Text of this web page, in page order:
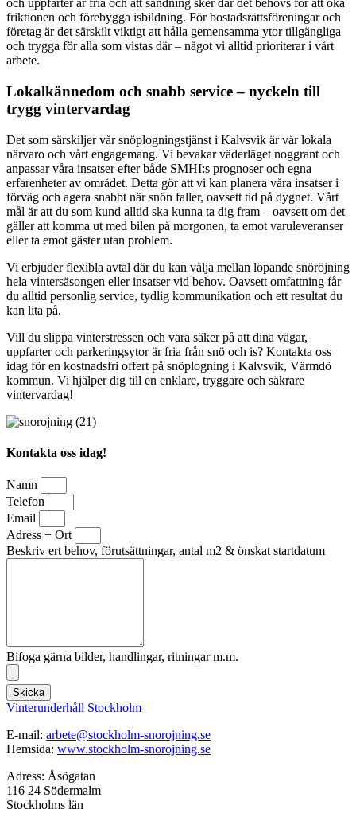
och uppfarter är fria och att sandning sker där det behövs för att öka
friktionen och förebygga isbildning. För bostadsrättsföreningar och
företag är det särskilt viktigt att hålla gemensamma ytor tillgängliga
och trygga för alla som vistas där – något vi alltid prioriterar i vårt
arbete.
Lokalkännedom och snabb service – nyckeln till
trygg vintervardag
Det som särskiljer vår snöplogningstjänst i Kalvsvik är vår lokala
närvaro och vårt engagemang. Vi bevakar väderläget noggrant och
anpassar våra insatser efter både SMHI:s prognoser och egna
erfarenheter av området. Detta gör att vi kan planera våra insatser i
förväg och agera snabbt när snön faller, oavsett tid på dygnet. Vårt
mål är att du som kund alltid ska kunna ta dig fram – oavsett om det
gäller att komma ut med bilen på morgonen, ta emot varuleveranser
eller ta emot gäster utan problem.
Vi erbjuder flexibla avtal där du kan välja mellan löpande snöröjning
hela vintersäsongen eller insatser vid behov. Oavsett omfattning får
du alltid personlig service, tydlig kommunikation och ett resultat du
kan lita på.
Vill du slippa vinterstressen och vara säker på att dina vägar,
uppfarter och parkeringsytor är fria från snö och is? Kontakta oss
idag för en kostnadsfri offert på snöplogning i Kalvsvik, Värmdö
kommun. Vi hjälper dig till en enklare, tryggare och säkrare
vintervardag!
Kontakta oss idag!
Namn
Telefon
Email
Adress + Ort
Beskriv ert behov, förutsättningar, antal m2 & önskat startdatum
Bifoga gärna bilder, handlingar, ritningar m.m.
Skicka
Vinterunderhåll Stockholm
E-mail: arbete@stockholm-snorojning.se
Hemsida: www.stockholm-snorojning.se
Adress: Åsögatan
116 24 Södermalm
Stockholms län